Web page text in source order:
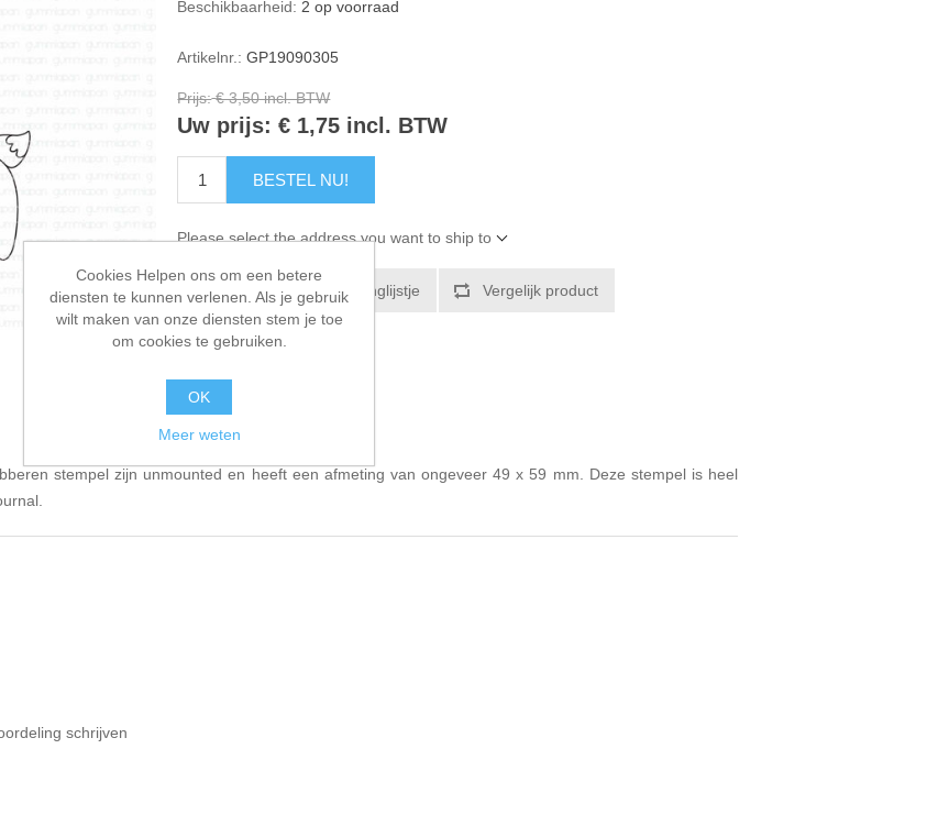
Beschikbaarheid: 2 op voorraad
Artikelnr.: GP19090305
Prijs: € 3,50 incl. BTW
Uw prijs: € 1,75 incl. BTW
BESTEL NU!
Please select the address you want to ship to
Toevoegen aan verlanglijstje Vergelijk product
E-mail een vriend
stempel zijn unmounted en heeft een afmeting van ongeveer 49 x 59 mm. Deze stempel is heel
schrijven
Cookies Helpen ons om een betere
diensten te kunnen verlenen. Als je gebruik
wilt maken van onze diensten stem je toe
om cookies te gebruiken.
OK
Meer weten